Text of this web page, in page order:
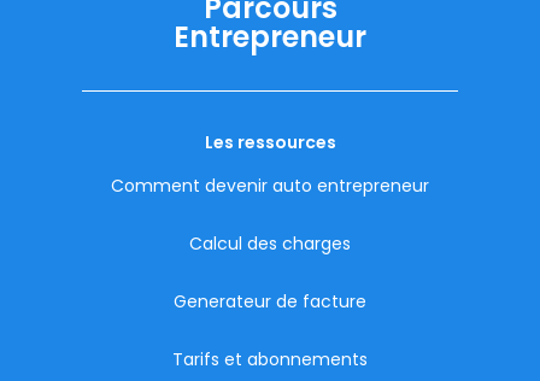
Parcours
Entrepreneur
Les ressources
Comment devenir auto entrepreneur
Calcul des charges
Generateur de facture
Tarifs et abonnements